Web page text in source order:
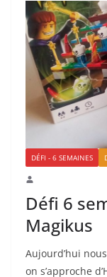
DÉFI - 6 SEMAINES
Défi 6
Magikus
Aujourd’hui
on s’approche